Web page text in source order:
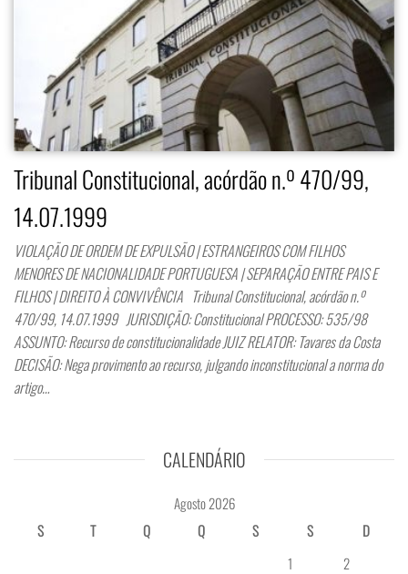
Tribunal Constitucional, acórdão n.º 470/99,
14.07.1999
VIOLAÇÃO DE ORDEM DE EXPULSÃO | ESTRANGEIROS COM FILHOS
MENORES DE NACIONALIDADE PORTUGUESA | SEPARAÇÃO ENTRE PAIS E
FILHOS | DIREITO À CONVIVÊNCIA Tribunal Constitucional, acórdão n.º
470/99, 14.07.1999 JURISDIÇÃO: Constitucional PROCESSO: 535/98
ASSUNTO: Recurso de constitucionalidade JUIZ RELATOR: Tavares da Costa
DECISÃO: Nega provimento ao recurso, julgando inconstitucional a norma do
artigo…
CALENDÁRIO
Agosto 2026
S
T Q Q S S
D
1
2